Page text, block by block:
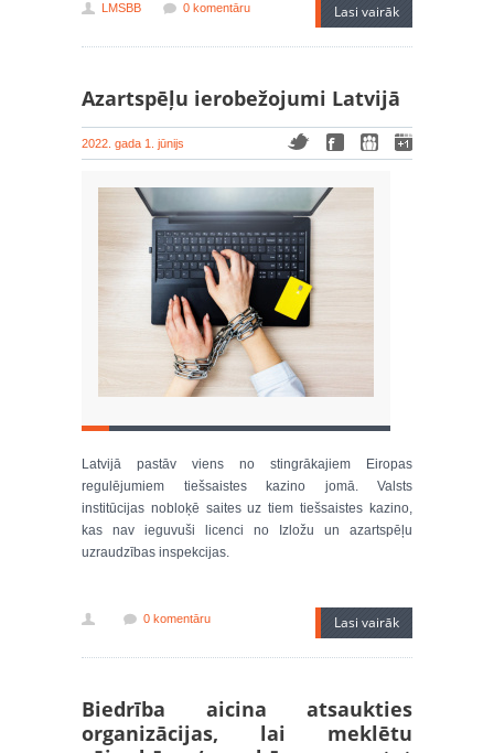
LMSBB 0 komentāru Lasi vairāk
Azartspēļu ierobežojumi Latvijā
2022. gada 1. jūnijs
Latvijā pastāv viens no stingrākajiem Eiropas
regulējumiem tiešsaistes kazino jomā. Valsts
institūcijas nobloķē saites uz tiem tiešsaistes kazino,
kas nav ieguvuši licenci no Izložu un azartspēļu
uzraudzības inspekcijas.
0 komentāru Lasi vairāk
Biedrība aicina atsaukties
organizācijas, lai meklētu